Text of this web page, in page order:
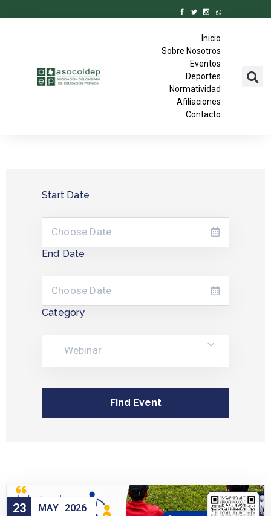
Inicio
Sobre Nosotros
Eventos
Deportes
Normatividad
Afiliaciones
Contacto
Start Date
End Date
Category
Webinar
23 MAY 2026